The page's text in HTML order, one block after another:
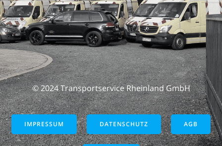
© 2024 Transportservice Rheinland GmbH
IMPRESSUM DATENSCHUTZ AGB